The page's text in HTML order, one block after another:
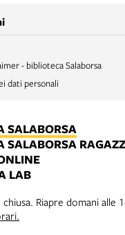
- biblioteca Salaborsa
dati personali
SALABORSA
SALABORSA
LAB
Riapre domani alle